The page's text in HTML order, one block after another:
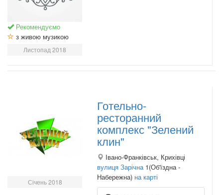
Рекомендуємо
з живою музикою
Листопад 2018
Січень 2018
Готельно-
ресторанний
комплекс "Зелений
клин"
Івано-Франківськ, Крихівці
вулиця Зарічна1(Об'їздна -
Набережна) на карті